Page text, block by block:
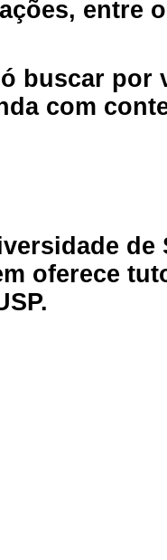
entre
buscar por
com
oferece